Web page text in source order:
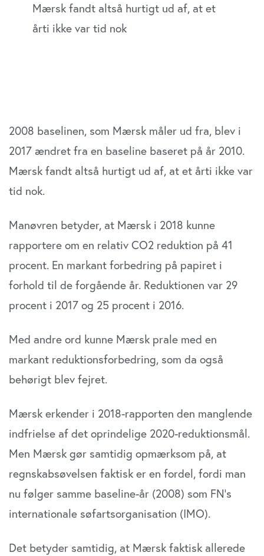
Mærsk fandt altså hurtigt ud af, at et
årti ikke var tid nok
2008 baselinen, som Mærsk måler ud fra, blev i
2017 ændret fra en baseline baseret på år 2010.
Mærsk fandt altså hurtigt ud af, at et årti ikke var
tid nok.
Manøvren betyder, at Mærsk i 2018 kunne
rapportere om en relativ CO2 reduktion på 41
procent. En markant forbedring på papiret i
forhold til de forgående år. Reduktionen var 29
procent i 2017 og 25 procent i 2016.
Med andre ord kunne Mærsk prale med en
markant reduktionsforbedring, som da også
behørigt blev fejret.
Mærsk erkender i 2018-rapporten den manglende
indfrielse af det oprindelige 2020-reduktionsmål.
Men Mærsk gør samtidig opmærksom på, at
regnskabsøvelsen faktisk er en fordel, fordi man
nu følger samme baseline-år (2008) som FN’s
internationale søfartsorganisation (IMO).
Det betyder samtidig, at Mærsk faktisk allerede